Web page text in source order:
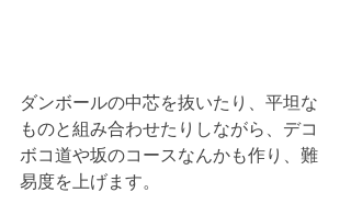
ダンボールの中芯を抜いたり、平坦な
ものと組み合わせたりしながら、デコ
ボコ道や坂のコースなんかも作り、難
易度を上げます。